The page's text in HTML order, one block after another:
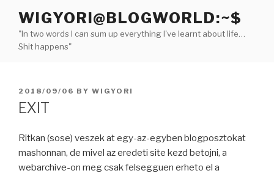
content
WIGYORI@BLOGWORLD:~$
"In two words I can sum up everything I've learnt about life…
Shit happens"
POSTED
ON
2018/09/06 BY WIGYORI
EXIT
Ritkan (sose) veszek at egy-az-egyben blogposztokat
mashonnan, de mivel az eredeti site kezd betojni, a
webarchive-on meg csak felsegguen erheto el a